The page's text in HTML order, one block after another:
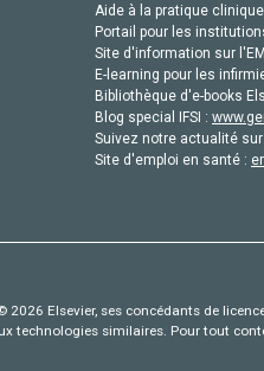
Aide à la pratique
Portail pour les
Site d'information sur
E-learning pour les
Bibliothèque d'e-books
Blog special IFSI :
Suivez notre actualité
Site d'emploi en santé :
2026 Elsevier, ses concédants de
technologies similaires. Pour tout